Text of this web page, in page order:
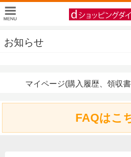
お知らせ
マイページ(購入履歴、領収
FAQはこ